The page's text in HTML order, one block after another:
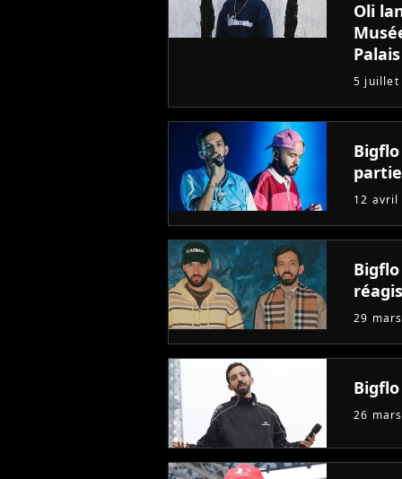
Oli
Palais
5 juillet
12 avril
29
26